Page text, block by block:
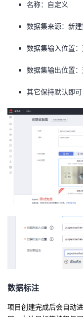
名称：自定义
数据集来源：新
数据集输入位置
数据集输出位置
其它保持默认即可
数据标注
项目创建完成后会自动